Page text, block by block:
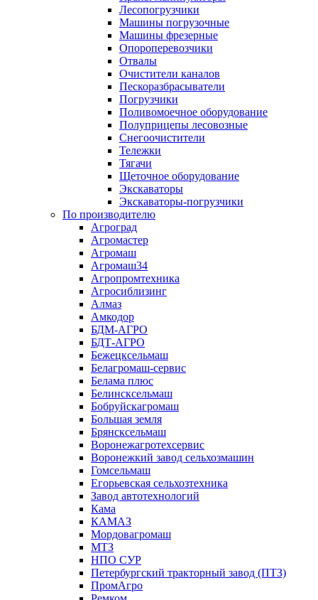
Лесопогрузчики
Машины погрузочные
Машины фрезерные
Опороперевозчики
Отвалы
Очистители каналов
Пескоразбрасыватели
Погрузчики
Поливомоечное оборудование
Полуприцепы лесовозные
Снегоочистители
Тележки
Тягачи
Щеточное оборудование
Экскаваторы
Экскаваторы-погрузчики
По производителю
Агроград
Агромастер
Агромаш
Агромаш34
Агропромтехника
Агросиблизинг
Алмаз
Амкодор
БДМ-АГРО
БДТ-АГРО
Бежецксельмаш
Белагромаш-сервис
Белама плюс
Белинсксельмаш
Бобруйскагромаш
Большая земля
Брянсксельмаш
Воронежагротехсервис
Воронежкий завод сельхозмашин
Гомсельмаш
Егорьевская сельхозтехника
Завод автотехнологий
Кама
КАМАЗ
Мордовагромаш
МТЗ
НПО СУР
Петербургский тракторный завод (ПТЗ)
ПромАгро